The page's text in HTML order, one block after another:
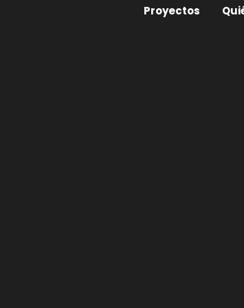
Proyectos